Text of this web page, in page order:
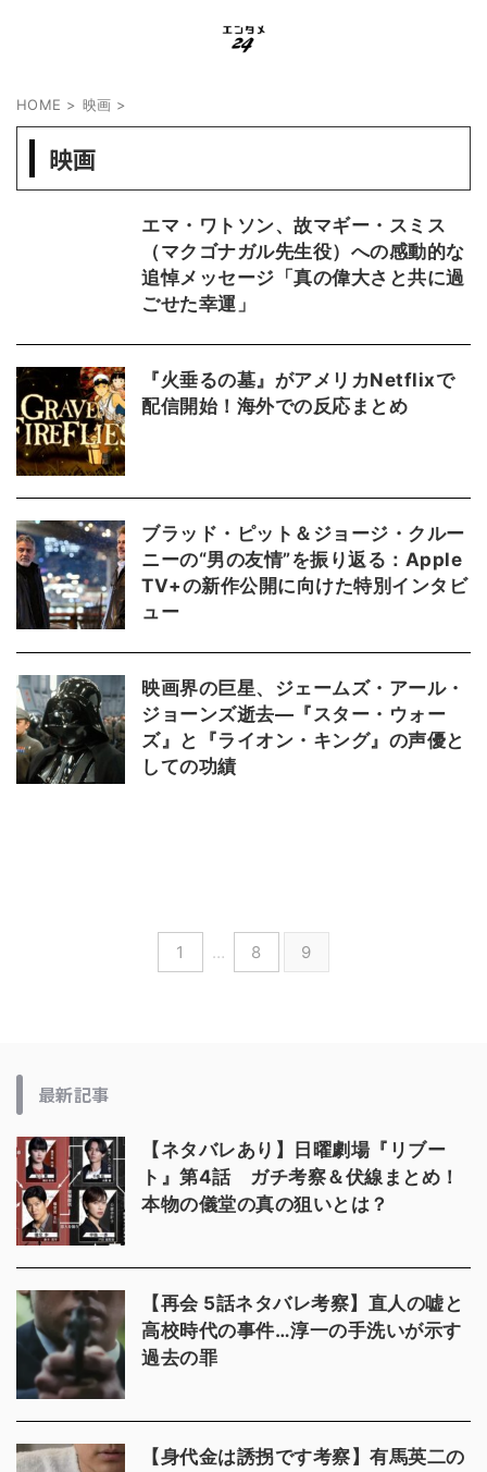
HOME > 映画 >
映画
エマ・ワトソン、故マギー・スミス
（マクゴナガル先生役）への感動的な
追悼メッセージ「真の偉大さと共に過
ごせた幸運」
『火垂るの墓』がアメリカNetflixで
配信開始！海外での反応まとめ
ブラッド・ピット＆ジョージ・クルー
ニーの“男の友情”を振り返る：Apple
TV+の新作公開に向けた特別インタビ
ュー
映画界の巨星、ジェームズ・アール・
ジョーンズ逝去—『スター・ウォー
ズ』と『ライオン・キング』の声優と
しての功績
1 … 8 9
最新記事
【ネタバレあり】日曜劇場『リブー
ト』第4話 ガチ考察＆伏線まとめ！
本物の儀堂の真の狙いとは？
【再会 5話ネタバレ考察】直人の嘘と
高校時代の事件…淳一の手洗いが示す
過去の罪
【身代金は誘拐です考察】有馬英二の